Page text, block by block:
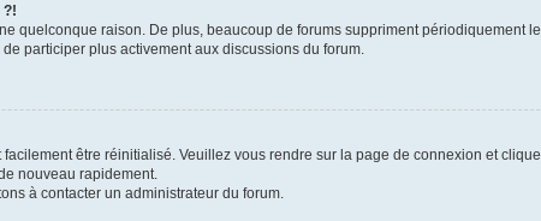
?!
quelconque raison. De plus, beaucoup de forums suppriment périodiquement
participer plus activement aux discussions du forum.
être réinitialisé. Veuillez vous rendre sur la page de connexion et
nouveau rapidement.
à contacter un administrateur du forum.